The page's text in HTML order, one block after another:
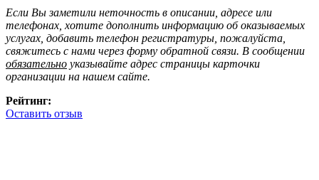
Если Вы заметили неточность в описании, адресе или
телефонах, хотите дополнить информацию об оказываемых
услугах, добавить телефон регистратуры, пожалуйста,
свяжитесь с нами через форму обратной связи. В сообщении
обязательно указывайте адрес страницы карточки
организации на нашем сайте.
Рейтинг:
Оставить отзыв